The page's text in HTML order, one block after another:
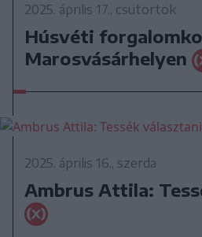
2025. április 17., csütörtök
Húsvéti
Marosvásárhelyen
2025. április 16., szerda
Ambrus Attila: